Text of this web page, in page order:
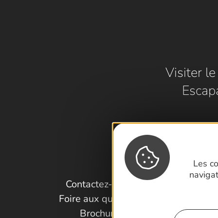
Les
Visiter
Contactez-nous !
Foire aux questions
Brochures